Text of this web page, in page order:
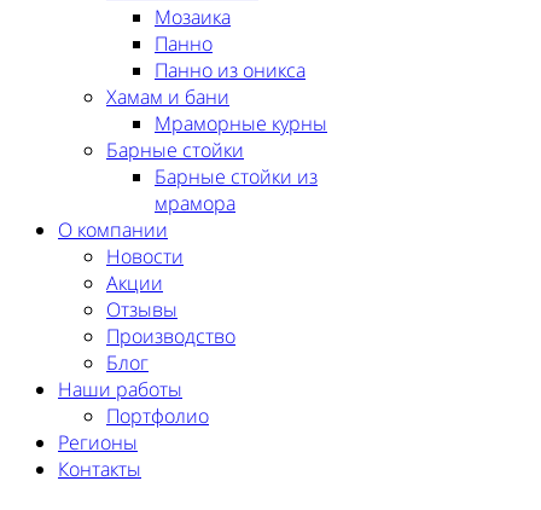
Мозаика
Панно
Панно из оникса
Хамам и бани
Мраморные курны
Барные стойки
Барные стойки из
мрамора
О компании
Новости
Акции
Отзывы
Производство
Блог
Наши работы
Портфолио
Регионы
Контакты